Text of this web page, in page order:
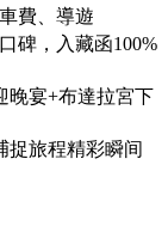
費、導遊
碑，入藏函100%
晚宴+布達拉宮下
捉旅程精彩瞬间